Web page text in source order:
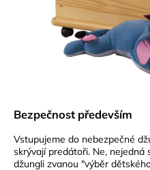
Bezpečnost především
Vstupujeme do nebezpečné
skrývají predátoři. Ne, nejedná
džungli zvanou "výběr